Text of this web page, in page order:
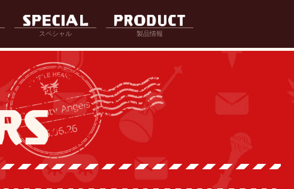
スペシャル 製品情報